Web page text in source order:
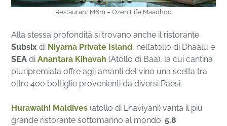
Restaurant M6m – Ozen Life Maadhoo
Alla stessa profondità si trovano anche il ristorante
Subsix di Niyama Private Island, nell’atollo di Dhaalu e
SEA diAnantara Kihavah (Atollo di Baa), la cui cantina
pluripremiata offre agli amanti del vino una scelta tra
oltre 400 bottiglie provenienti da diversi Paesi.
Hurawalhi Maldives (atollo di Lhaviyani) vanta il più
grande ristorante sottomarino al mondo: 5.8